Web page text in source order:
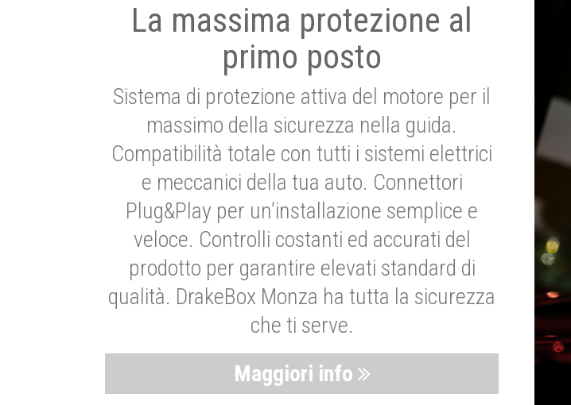
La massima protezione al
primo posto
Sistema di protezione attiva del motore per il
massimo della sicurezza nella guida.
Compatibilità totale con tutti i sistemi elettrici
e meccanici della tua auto. Connettori
Plug&Play per un’installazione semplice e
veloce. Controlli costanti ed accurati del
prodotto per garantire elevati standard di
qualità. DrakeBox Monza ha tutta la sicurezza
che ti serve.
Maggiori info